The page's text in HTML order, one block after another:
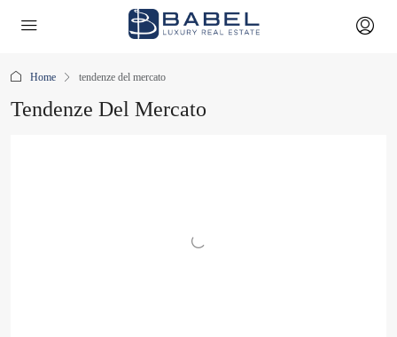
Home tendenze del mercato
Tendenze Del Mercato